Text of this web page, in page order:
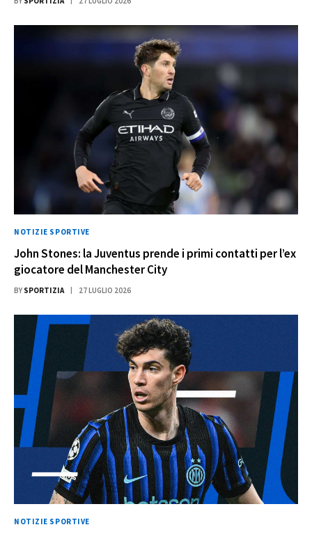
NOTIZIE SPORTIVE
John Stones: la Juventus prende i primi contatti per l’ex
giocatore del Manchester City
BY SPORTIZIA 27 LUGLIO 2026
NOTIZIE SPORTIVE